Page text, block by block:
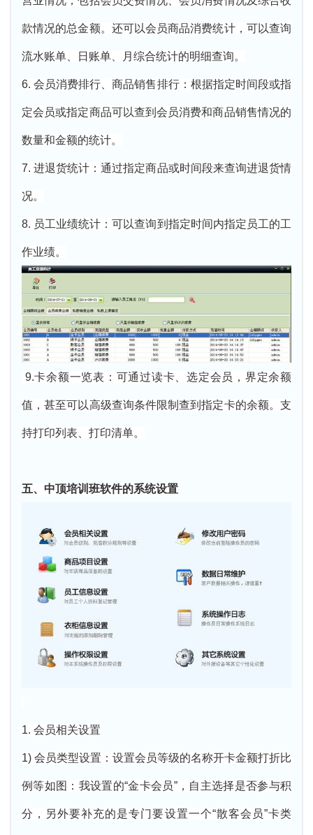
款情况的总金额。还可以会员商品消费统计，可以查询
流水账单、日账单、月综合统计的明细查询。
6. 会员消费排行、商品销售排行：根据指定时间段或指
定会员或指定商品可以查到会员消费和商品销售情况的
数量和金额的统计。
7. 进退货统计：通过指定商品或时间段来查询进退货情
况。
8. 员工业绩统计：可以查询到指定时间内指定员工的工
作业绩。
9.卡余额一览表：可通过读卡、选定会员，界定余额
值，甚至可以高级查询条件限制查到指定卡的余额。支
持打印列表、打印清单。
五、中顶培训班软件的系统设置
1. 会员相关设置
1) 会员类型设置：设置会员等级的名称开卡金额打折比
例等如图：我设置的“金卡会员”，自主选择是否参与积
分，另外要补充的是专门要设置一个“散客会员”卡类